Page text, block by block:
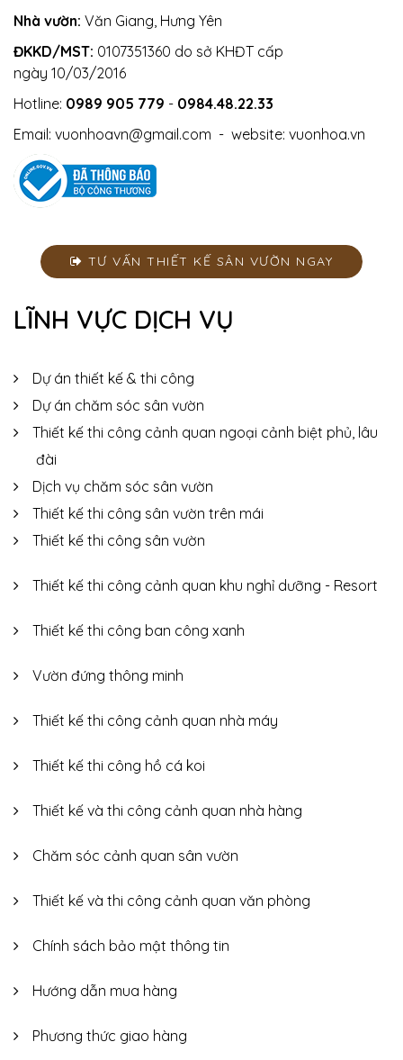
Nhà vườn: Văn Giang, Hưng Yên
ĐKKD/MST: 0107351360 do sở KHĐT cấp
ngày 10/03/2016
Hotline: 0989 905 779 - 0984.48.22.33
Email: vuonhoavn@gmail.com - website: vuonhoa.vn
TƯ VẤN THIẾT KẾ SÂN VƯỜN NGAY
LĨNH VỰC DỊCH VỤ
Dự án thiết kế & thi công
Dự án chăm sóc sân vườn
Thiết kế thi công cảnh quan ngoại cảnh biệt phủ, lâu
đài
Dịch vụ chăm sóc sân vườn
Thiết kế thi công sân vườn trên mái
Thiết kế thi công sân vườn
Thiết kế thi công cảnh quan khu nghỉ dưỡng - Resort
Thiết kế thi công ban công xanh
Vườn đứng thông minh
Thiết kế thi công cảnh quan nhà máy
Thiết kế thi công hồ cá koi
Thiết kế và thi công cảnh quan nhà hàng
Chăm sóc cảnh quan sân vườn
Thiết kế và thi công cảnh quan văn phòng
Chính sách bảo mật thông tin
Hướng dẫn mua hàng
Phương thức giao hàng